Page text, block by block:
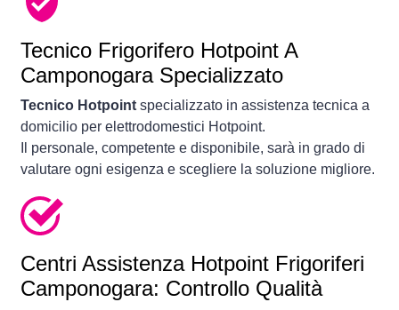
Tecnico Frigorifero Hotpoint A
Camponogara Specializzato
Tecnico Hotpoint specializzato in assistenza tecnica a
domicilio per elettrodomestici Hotpoint.
Il personale, competente e disponibile, sarà in grado di
valutare ogni esigenza e scegliere la soluzione migliore.
Centri Assistenza Hotpoint Frigoriferi
Camponogara: Controllo Qualità